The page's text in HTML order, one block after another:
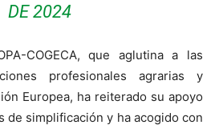
DE 2024
COGECA, que aglutina a las
profesionales agrarias y
Europea, ha reiterado su apoyo
de simplificación y ha acogido con